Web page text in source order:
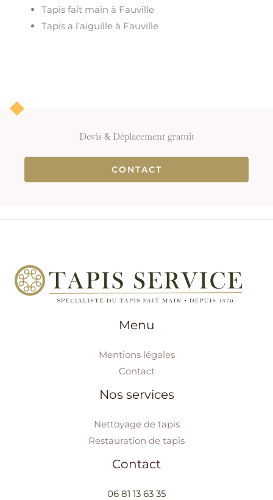
Tapis fait main à Fauville
Tapis a l’aiguille à Fauville
Devis & Déplacement gratuit
CONTACT
Menu
Mentions légales
Contact
Nos services
Nettoyage de tapis
Restauration de tapis
Contact
06 81 13 63 35